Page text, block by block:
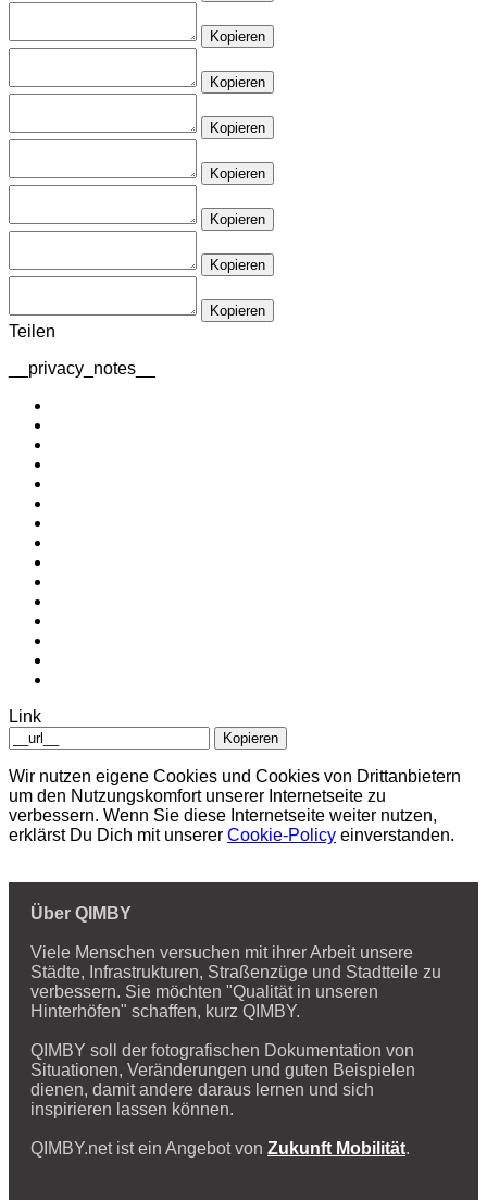
Kopieren
Kopieren
Kopieren
Kopieren
Kopieren
Kopieren
Kopieren
Teilen
__privacy_notes__
Link
Kopieren
Wir nutzen eigene Cookies und Cookies von Drittanbietern
um den Nutzungskomfort unserer Internetseite zu
verbessern. Wenn Sie diese Internetseite weiter nutzen,
erklärst Du Dich mit unserer Cookie-Policy einverstanden.
Über QIMBY
Viele Menschen versuchen mit ihrer Arbeit unsere
Städte, Infrastrukturen, Straßenzüge und Stadtteile zu
verbessern. Sie möchten "Qualität in unseren
Hinterhöfen" schaffen, kurz QIMBY.
QIMBY soll der fotografischen Dokumentation von
Situationen, Veränderungen und guten Beispielen
dienen, damit andere daraus lernen und sich
inspirieren lassen können.
QIMBY.net ist ein Angebot von Zukunft Mobilität.